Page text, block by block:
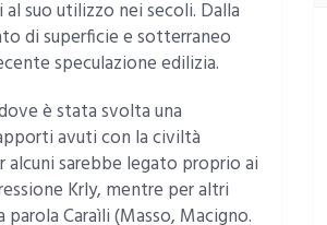
suo utilizzo nei secoli. Dalla
di superficie e sotterraneo
speculazione edilizia.
è stata svolta una
avuti con la civiltà
alcuni sarebbe legato proprio ai
Krly, mentre per altri
Caraìli (Masso, Macigno.